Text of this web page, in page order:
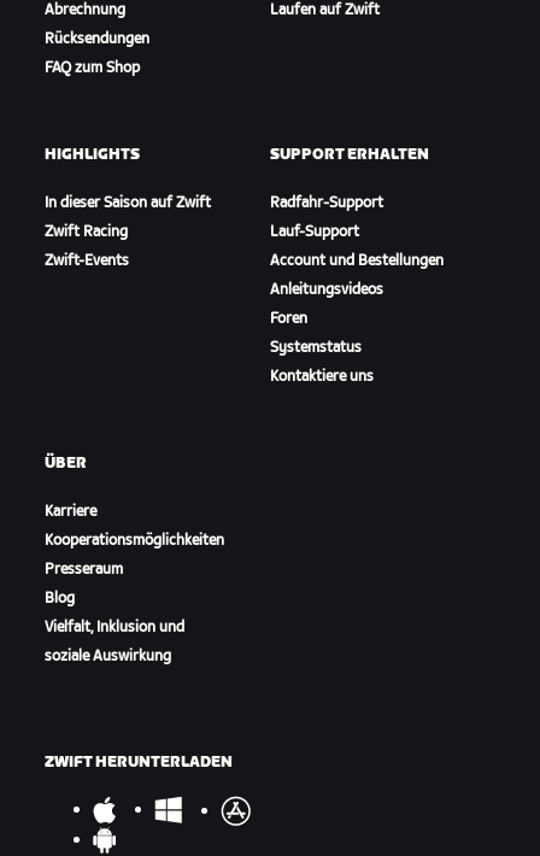
Abrechnung
Rücksendungen
FAQ zum Shop
Laufen auf Zwift
HIGHLIGHTS
In dieser Saison auf Zwift
Zwift Racing
Zwift-Events
SUPPORT ERHALTEN
Radfahr-Support
Lauf-Support
Account und Bestellungen
Anleitungsvideos
Foren
Systemstatus
Kontaktiere uns
ÜBER
Karriere
Kooperationsmöglichkeiten
Presseraum
Blog
Vielfalt, Inklusion und
soziale Auswirkung
ZWIFT HERUNTERLADEN